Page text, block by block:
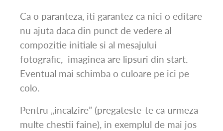
Ca o paranteza, iti garantez ca nici o editare
nu ajuta daca din punct de vedere al
compozitie initiale si al mesajului
fotografic, imaginea are lipsuri din start.
Eventual mai schimba o culoare pe ici pe
colo.
Pentru „incalzire” (pregateste-te ca urmeza
multe chestii faine), in exemplul de mai jos